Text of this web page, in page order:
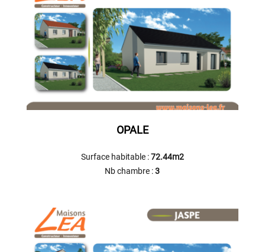
OPALE
Surface habitable :72.44m2
Nb chambre :3